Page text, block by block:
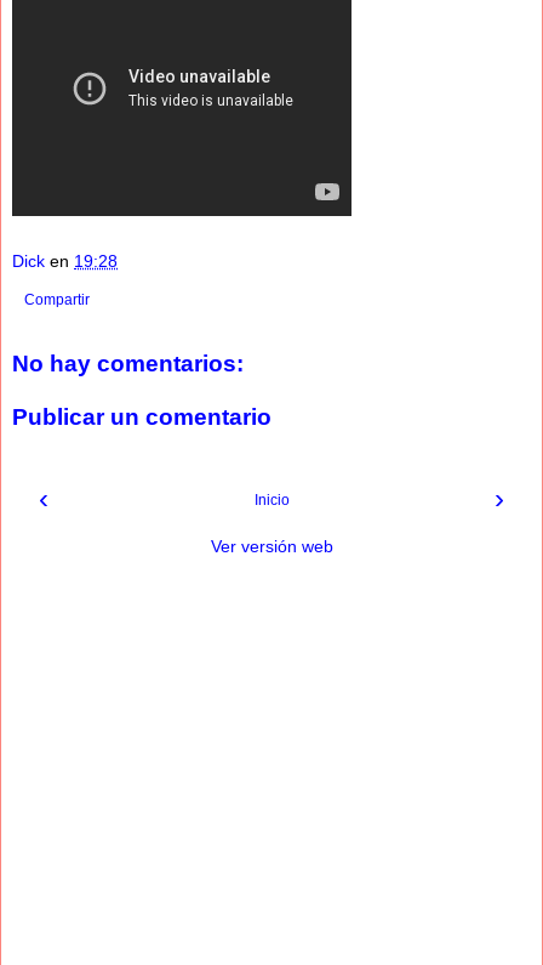
Dick en 19:28
Compartir
No hay comentarios:
Publicar un comentario
‹ ›
Inicio
Ver versión web